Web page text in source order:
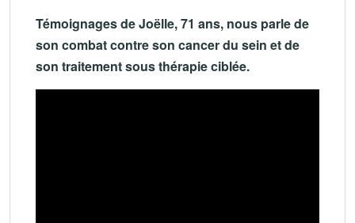
Témoignages de Joëlle, 71 ans, nous parle de
son combat contre son cancer du sein et de
son traitement sous thérapie ciblée.